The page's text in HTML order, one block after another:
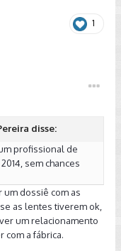
1
disse:
profissional de
sem chances
um dossiê com as
as lentes tiverem ok,
um relacionamento
com a fábrica.